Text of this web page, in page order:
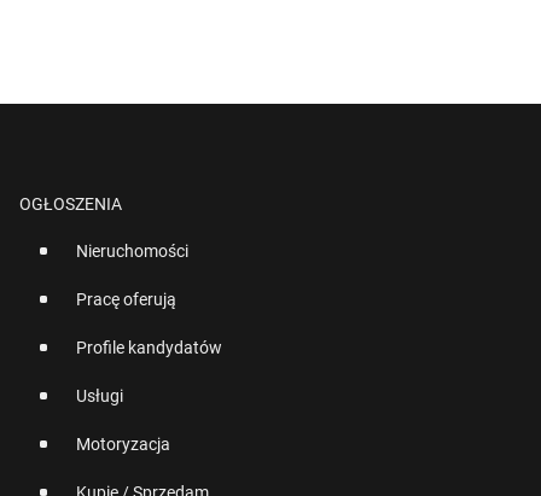
OGŁOSZENIA
Nieruchomości
Pracę oferują
Profile kandydatów
Usługi
Motoryzacja